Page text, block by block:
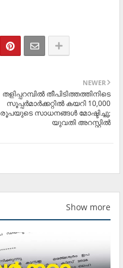
NEWER
തളിപ്പറമ്പിൽ തീപിടിത്തത്തിനിടെ
സൂപ്പർമാർക്കറ്റില്‍ കയറി 10,000
രൂപയുടെ സാധനങ്ങൾ മോഷ്ടിച്ചു;
യുവതി അറസ്റ്റില്‍
Show more